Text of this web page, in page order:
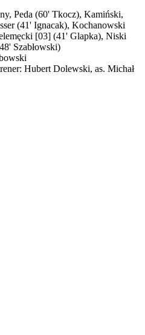
Peda (60' Tkocz), Kamiński,
(41' Ignacak), Kochanowski
[03] (41' Glapka), Niski
Szabłowski)
Hubert Dolewski, as. Michał